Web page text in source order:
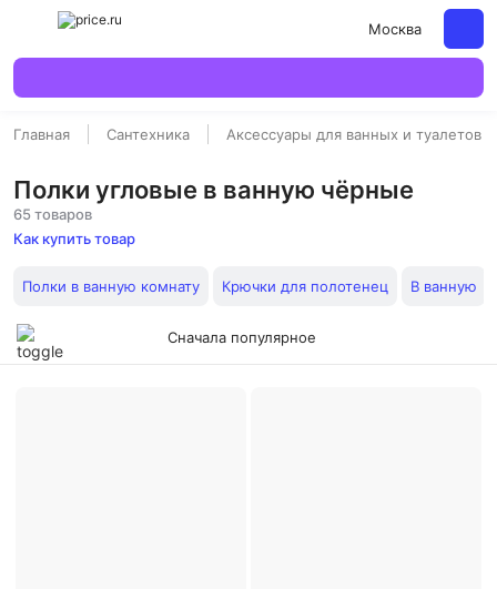
Москва
Главная Сантехника Аксессуары для ванных и туалетов
Полки угловые в ванную чёрные
65 товаров
Как купить товар
Полки в ванную комнату Крючки для полотенец В ванную
Сначала популярное